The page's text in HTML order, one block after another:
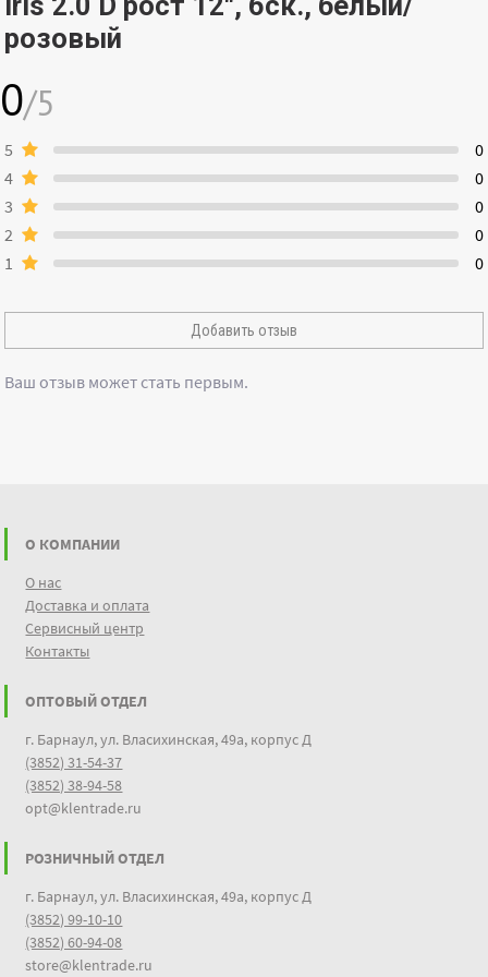
розовый
Ваш отзыв может стать первым.
0/5
5
0
4
0
3
0
2
0
1
0
Добавить отзыв
О КОМПАНИИ
О нас
Доставка и оплата
Сервисный центр
Контакты
ОПТОВЫЙ ОТДЕЛ
г. Барнаул, ул. Власихинская, 49а, корпус Д
(3852) 31-54-37
(3852) 38-94-58
opt@klentrade.ru
РОЗНИЧНЫЙ ОТДЕЛ
г. Барнаул, ул. Власихинская, 49а, корпус Д
(3852) 99-10-10
(3852) 60-94-08
store@klentrade.ru